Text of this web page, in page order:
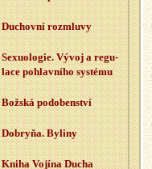
Du­chov­ní roz­mlu­vy
Se­xu­o­lo­gie. Vývoj a re­gu­
la­ce po­hlav­ní­ho sys­té­mu
Bož­ská po­do­ben­ství
Dobryňa. By­li­ny
Kniha Vo­jí­na Ducha